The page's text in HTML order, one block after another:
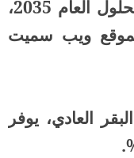
فود الأمريكية عن ثقته باستبدال لحوم الحيوانات بالبدائل الغذائية المُصنَّعة بحلول العام 2035،
لموقع ويب سميت
العادي، يوفر